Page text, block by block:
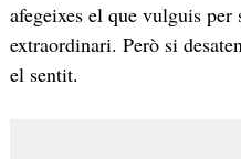
afegeixes el que vulguis
extraordinari. Però si
el sentit.